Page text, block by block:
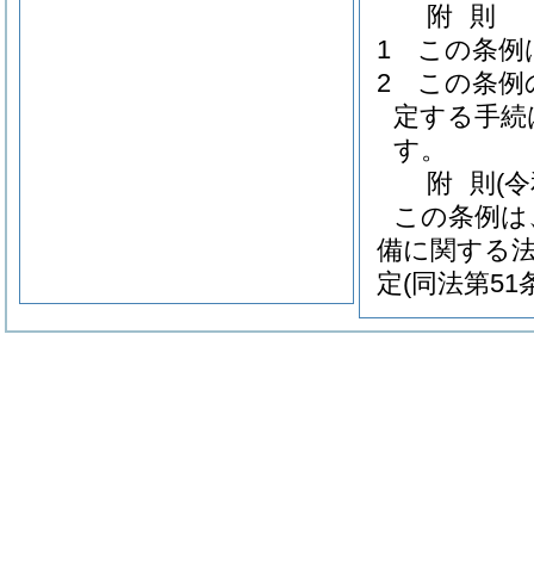
附 則
1
この条例
2
この条例
定する手
す。
附 則 (
この条例
備に関する
定(同法第51